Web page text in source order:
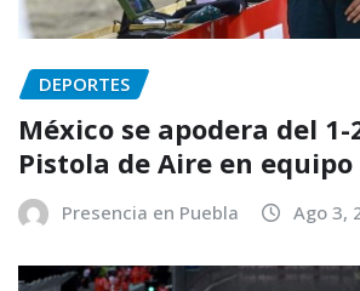
DEPORTES
México se apodera del 1-
Pistola de Aire en
Presencia en Puebla Ago 3,